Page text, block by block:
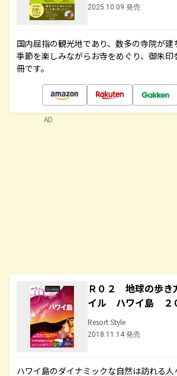
2025.10.09 発売
国内屈指の観光地であり、数多の寺院が建
季節を楽しみながらお寺をめぐり、御朱
冊です。
Ｒ０２ 地球の歩
イル ハワイ島 ２
Resort Style
2018.11.14 発売
ハワイ島のダイナミックな自然は訪れる
AD